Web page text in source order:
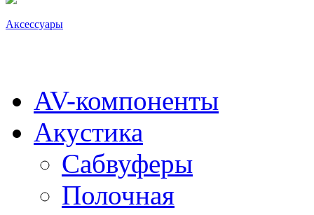
Аксессуары
AV-компоненты
Акустика
Сабвуферы
Полочная